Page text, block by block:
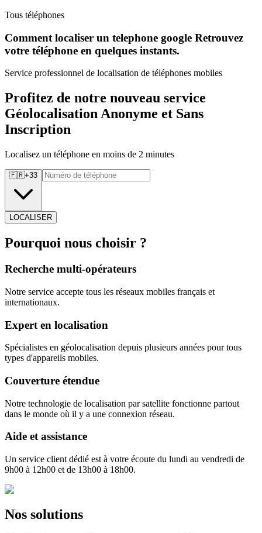
Tous téléphones
Comment localiser un telephone google Retrouvez
votre téléphone en quelques instants.
Service professionnel de localisation de téléphones mobiles
Profitez de notre nouveau service
Géolocalisation Anonyme et Sans
Inscription
Localisez un téléphone en moins de 2 minutes
🇫🇷+33
LOCALISER
Pourquoi nous choisir ?
Recherche multi-opérateurs
Notre service accepte tous les réseaux mobiles français et
internationaux.
Expert en localisation
Spécialistes en géolocalisation depuis plusieurs années pour tous
types d'appareils mobiles.
Couverture étendue
Notre technologie de localisation par satellite fonctionne partout
dans le monde où il y a une connexion réseau.
Aide et assistance
Un service client dédié est à votre écoute du lundi au vendredi de
9h00 à 12h00 et de 13h00 à 18h00.
Nos solutions